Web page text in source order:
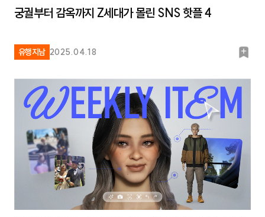
궁궐부터 감옥까지 Z세대가 몰린 SNS 핫플 4
유행지남 2025.04.18
북
크